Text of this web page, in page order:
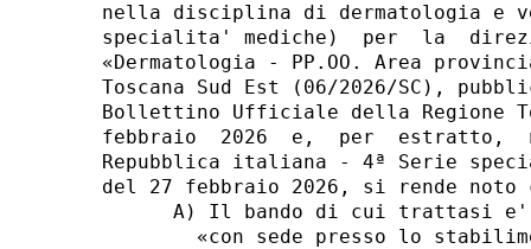
nella disciplina di dermatologia e
specialita' mediche)  per  la
«Dermatologia - PP.OO. Area
Toscana Sud Est (06/2026/SC),
Bollettino Ufficiale della
febbraio  2026  e,  per  estratto,
Repubblica italiana - 4ª Serie
del 27 febbraio 2026, si rende
A) Il bando di cui trattasi
«con sede presso lo